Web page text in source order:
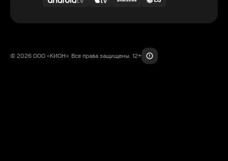
© 2026 ООО «КИОН». Все права защищены. 12+